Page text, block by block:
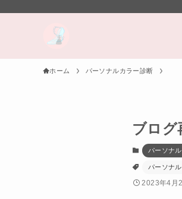
ホーム パーソナルカラー診断
ブログ
パーソナ
パーソナ
2023年4月